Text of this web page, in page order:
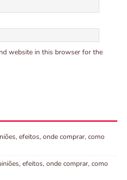
website in this browser for the
efeitos, onde comprar, como
efeitos, onde comprar, como